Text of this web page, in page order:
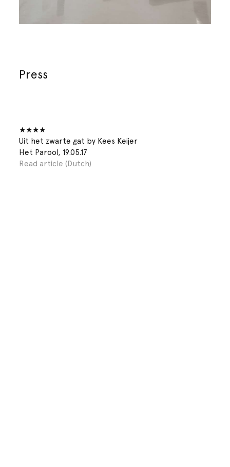
Press
★★★★
Uit het zwarte gat by Kees Keijer
Het Parool, 19.05.17
Read article (Dutch)